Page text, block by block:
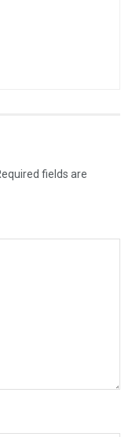
fields are